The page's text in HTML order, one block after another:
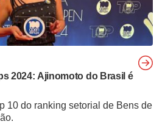
2024: Ajinomoto do Brasil é
10 do ranking setorial de Bens de